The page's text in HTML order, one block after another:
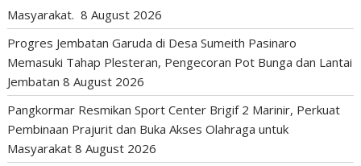
Masyarakat. 8 August 2026
Progres Jembatan Garuda di Desa Sumeith Pasinaro
Memasuki Tahap Plesteran, Pengecoran Pot Bunga dan Lantai
Jembatan 8 August 2026
Pangkormar Resmikan Sport Center Brigif 2 Marinir, Perkuat
Pembinaan Prajurit dan Buka Akses Olahraga untuk
Masyarakat 8 August 2026